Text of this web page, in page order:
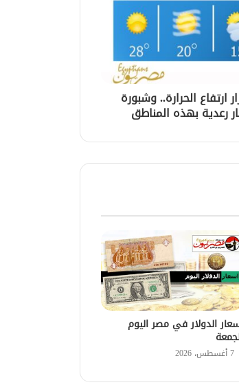
ارتفاع الحرارة.. وشبورة
رعدية بهذه المناطق
الدولار في مصر اليوم
7 أغسطس، 2026